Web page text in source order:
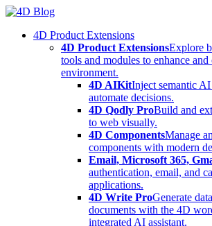
Skip
content4D Product Extensions
4D Product ExtensionsExplore
tools and modules to enhance
environment.
4D AIKitInject semantic
automate decisions.
4D Qodly ProBuild and
to web visually.
4D ComponentsManage
components with modern
Email, Microsoft 365,
authentication, email, and
applications.
4D Write ProGenerate
documents with the 4D
integrated AI assistant.